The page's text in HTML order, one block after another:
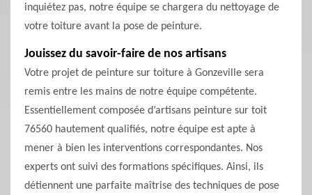
inquiétez pas, notre équipe se chargera du nettoyage de
votre toiture avant la pose de peinture.
Jouissez du savoir-faire de nos artisans
Votre projet de peinture sur toiture à Gonzeville sera
remis entre les mains de notre équipe compétente.
Essentiellement composée d’artisans peinture sur toit
76560 hautement qualifiés, notre équipe est apte à
mener à bien les interventions correspondantes. Nos
experts ont suivi des formations spécifiques. Ainsi, ils
détiennent une parfaite maîtrise des techniques de pose